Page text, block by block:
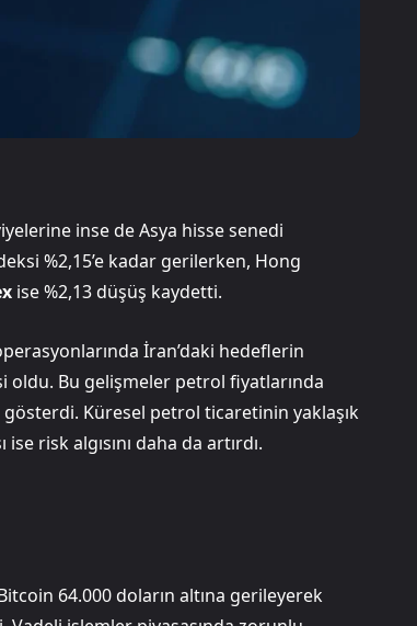
inse de Asya hisse senedi
%2,15’e kadar gerilerken, Hong
ise %2,13 düşüş kaydetti.
İran’daki hedeflerin
oldu. Bu gelişmeler petrol fiyatlarında
Küresel petrol ticaretinin yaklaşık
risk algısını daha da artırdı.
64.000 doların altına gerileyerek